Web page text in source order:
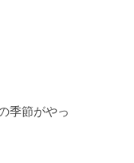
季節がやっ